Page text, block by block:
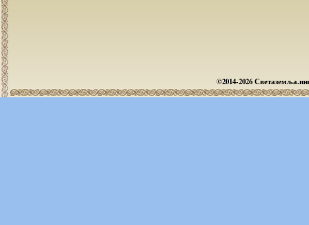
©2014-2026